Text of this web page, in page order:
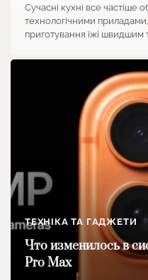
Сучасні кухні все частіше
технологічними
приготування їжі швидшим
ТЕХНІКА ТА ГАДЖЕТИ
Что изменилось в
Pro Max